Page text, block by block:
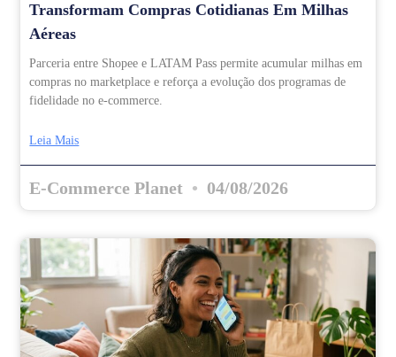
Transformam Compras Cotidianas Em Milhas
Aéreas
Parceria entre Shopee e LATAM Pass permite acumular milhas em
compras no marketplace e reforça a evolução dos programas de
fidelidade no e-commerce.
Leia Mais
E-Commerce Planet 04/08/2026